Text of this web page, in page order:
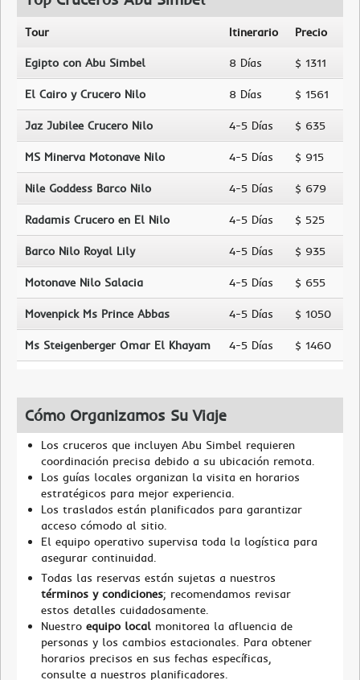
Tour Itinerario Precio
Egipto con Abu Simbel 8 Días $ 1311
El Cairo y Crucero Nilo 8 Días $ 1561
Jaz Jubilee Crucero Nilo 4-5 Días $ 635
MS Minerva Motonave Nilo 4-5 Días $ 915
Nile Goddess Barco Nilo 4-5 Días $ 679
Radamis Crucero en El Nilo 4-5 Días $ 525
Barco Nilo Royal Lily 4-5 Días $ 935
Motonave Nilo Salacia 4-5 Días $ 655
Movenpick Ms Prince Abbas 4-5 Días $ 1050
Ms Steigenberger Omar El Khayam 4-5 Días $ 1460
Cómo Organizamos Su Viaje
Los cruceros que incluyen Abu Simbel requieren
coordinación precisa debido a su ubicación remota.
Los guías locales organizan la visita en horarios
estratégicos para mejor experiencia.
Los traslados están planificados para garantizar
acceso cómodo al sitio.
El equipo operativo supervisa toda la logística para
asegurar continuidad.
Todas las reservas están sujetas a nuestros
términos y condiciones; recomendamos revisar
estos detalles cuidadosamente.
Nuestro equipo local monitorea la afluencia de
personas y los cambios estacionales. Para obtener
horarios precisos en sus fechas específicas,
consulte a nuestros planificadores.